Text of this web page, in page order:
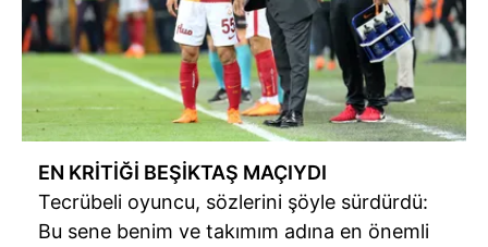
EN KRİTİĞİ BEŞİKTAŞ MAÇIYDI
Tecrübeli oyuncu, sözlerini şöyle sürdürdü:
Bu sene benim ve takımım adına en önemli